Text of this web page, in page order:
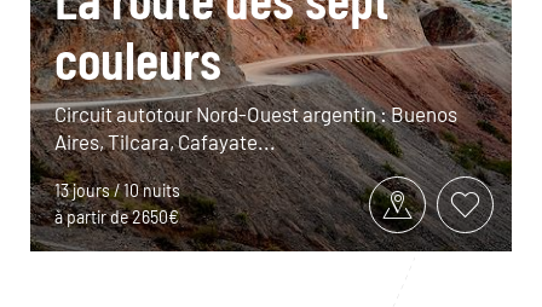
couleurs
Circuit autotour Nord-Ouest argentin : Buenos
Aires, Tilcara, Cafayate...
13 jours / 10 nuits
à partir de 2650€